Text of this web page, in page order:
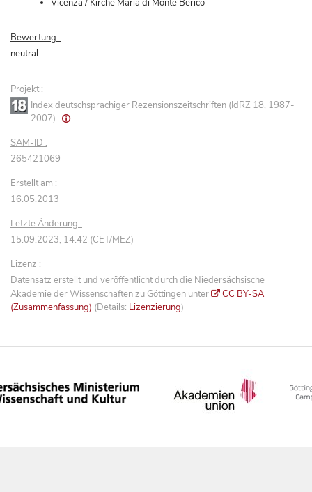
Vicenza / Kirche Maria di Monte Berico
Bewertung :
neutral
Projekt :
Index deutschsprachiger Rezensionszeitschriften (IdRZ 18, 1987-
2007)
SAM-ID :
265421069
Erstellt am :
16.05.2013
Letzte Änderung :
15.09.2023, 14:42 (CET/MEZ)
Lizenz :
Datensatz erstellt und veröffentlicht durch die Niedersächsische
Akademie der Wissenschaften zu Göttingen unter
CC BY-SA
(Zusammenfassung) (Details: Lizenzierung)